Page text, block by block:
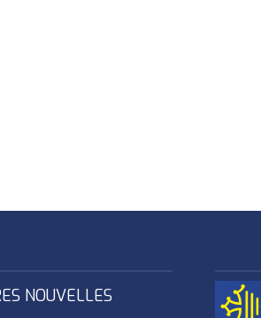
NOUVELLES